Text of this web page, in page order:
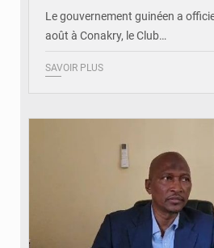
Le gouvernement guinéen a
août à Conakry, le Club…
SAVOIR PLUS